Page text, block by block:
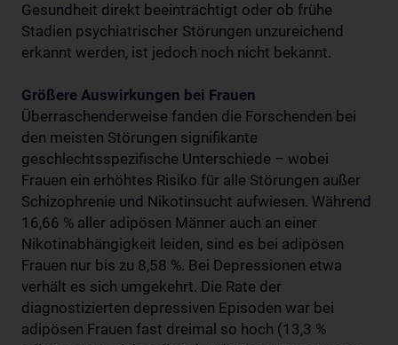
Gesundheit direkt beeinträchtigt oder ob frühe
Stadien psychiatrischer Störungen unzureichend
erkannt werden, ist jedoch noch nicht bekannt.
Größere Auswirkungen bei Frauen
Überraschenderweise fanden die Forschenden bei
den meisten Störungen signifikante
geschlechtsspezifische Unterschiede – wobei
Frauen ein erhöhtes Risiko für alle Störungen außer
Schizophrenie und Nikotinsucht aufwiesen. Während
16,66 % aller adipösen Männer auch an einer
Nikotinabhängigkeit leiden, sind es bei adipösen
Frauen nur bis zu 8,58 %. Bei Depressionen etwa
verhält es sich umgekehrt. Die Rate der
diagnostizierten depressiven Episoden war bei
adipösen Frauen fast dreimal so hoch (13,3 %